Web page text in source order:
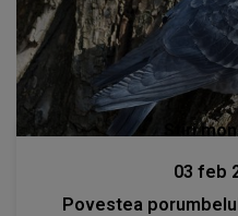
Stiri
03 feb
Povestea